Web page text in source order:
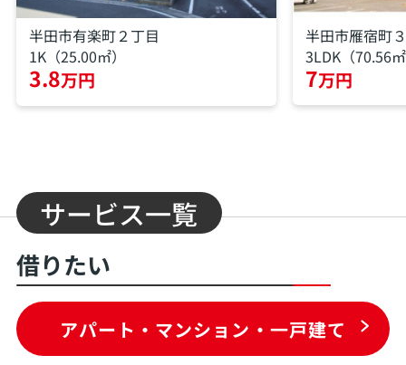
半田市有楽町２丁目
1K（25.00㎡）
3.8万円
半田市雁宿町
3LDK（70.56
7万円
サービス一覧
借りたい
アパート・マンション・一戸建て